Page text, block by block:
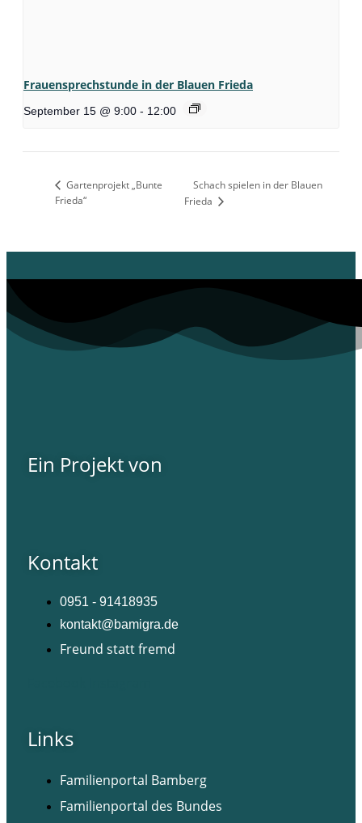
Frauensprechstunde in der Blauen Frieda
September 15 @ 9:00 - 12:00
Gartenprojekt „Bunte
Frieda“
Schach spielen in der Blauen
Frieda
Ein Projekt von
Kontakt
0951 - 91418935
kontakt@bamigra.de
Freund statt fremd
Links
Familienportal Bamberg
Familienportal des Bundes